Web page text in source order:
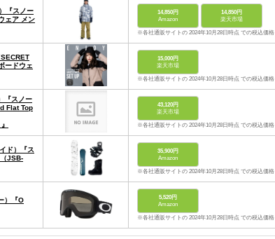
『スノー
ェア メン
14,850円
Amazon
14,850円
楽天市場
※各社通販サイトの 2024年10月28日時点 での税込価格
ードウェ
15,000円
楽天市場
※各社通販サイトの 2024年10月28日時点 での税込価格
『スノー
Flat Top
43,120円
楽天市場
※各社通販サイトの 2024年10月28日時点 での税込価格
ド）『ス
JSB-
35,900円
Amazon
※各社通販サイトの 2024年10月28日時点 での税込価格
）『O
5,520円
Amazon
※各社通販サイトの 2024年10月28日時点 での税込価格